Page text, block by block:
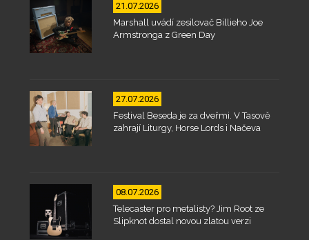
21.07.2026
Marshall uvádí zesilovač Billieho Joe
Armstronga z Green Day
27.07.2026
Festival Beseda je za dveřmi. V Tasově
zahrají Liturgy, Horse Lords i Načeva
08.07.2026
Telecaster pro metalisty? Jim Root ze
Slipknot dostal novou zlatou verzi